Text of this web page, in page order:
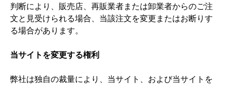
判断により、販売店、再販業者または卸業者からのご注
文と見受けられる場合、当該注文を変更またはお断りす
る場合があります。
当サイトを変更する権利
弊社は独自の裁量により、当サイト、および当サイトを